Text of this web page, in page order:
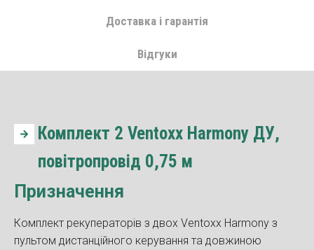
Доставка і гарантія
Відгуки
Комплект 2 Ventoxx Harmony ДУ,
повітропровід 0,75 м
Призначення
Комплект рекуператорів з двох Ventoxx Harmony з
пультом дистанційного керування та довжиною